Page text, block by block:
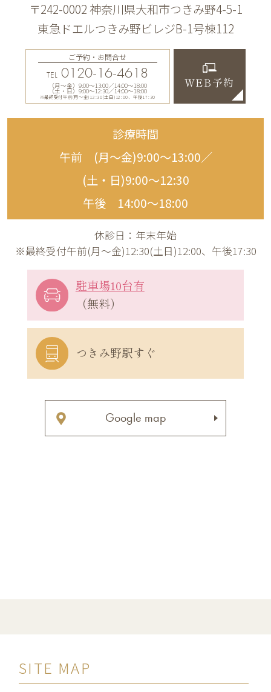
〒242-0002 神奈川県大和市つきみ野4-5-1
東急ドエルつきみ野ビレジB-1号棟112
ご予約・お問合せ
TEL 0120-16-4618
（月〜金）9:00〜13:00／14:00〜18:00
（土・日）9:00〜12:30／14:00〜18:00
※最終受付午前(月～金)12:30(土日)12:00、午後17:30
WEB予約
診療時間
午前 (月〜金)9:00〜13:00／
(土・日)9:00〜12:30
午後 14:00〜18:00
休診日：年末年始
※最終受付午前(月～金)12:30(土日)12:00、午後17:30
駐車場10台有
（無料）
つきみ野駅すぐ
Google map
SITE MAP